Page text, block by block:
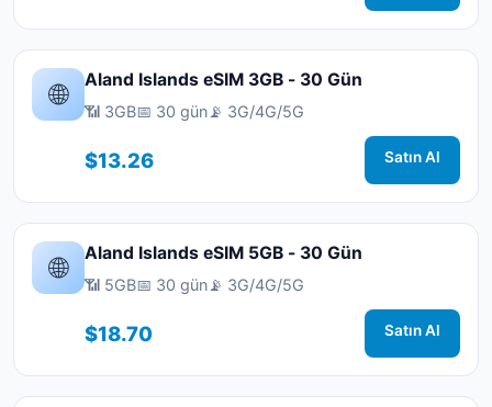
🌐 Aland Islands eSIM 3GB - 30 Gün
📶 3GB📅 30 gün📡 3G/4G/5G
$13.26 Satın Al
🌐 Aland Islands eSIM 5GB - 30 Gün
📶 5GB📅 30 gün📡 3G/4G/5G
$18.70 Satın Al